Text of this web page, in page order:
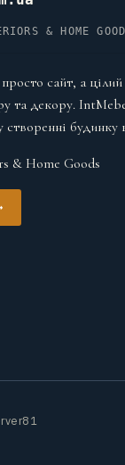
& HOME
сайт, а
та декору.
створенні будинку
& Home Goods